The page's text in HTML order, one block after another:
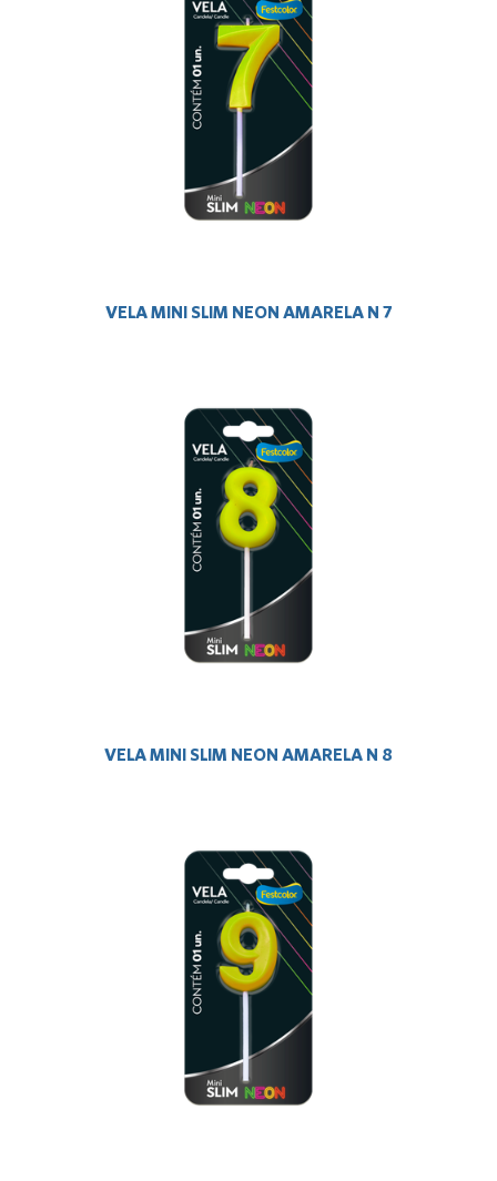
VELA MINI SLIM NEON AMARELA N 7
VELA MINI SLIM NEON AMARELA N 8